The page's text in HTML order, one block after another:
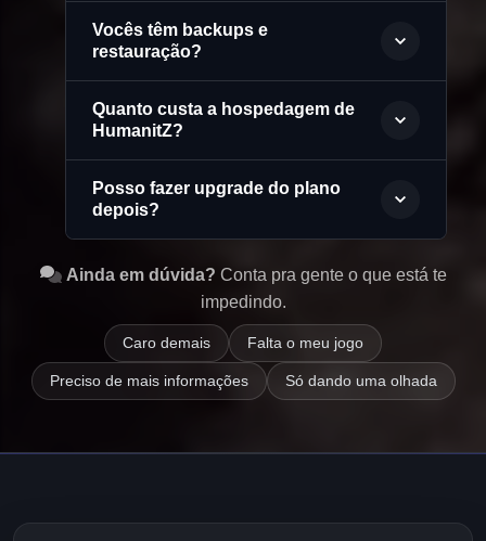
Vocês têm backups e
restauração?
Quanto custa a hospedagem de
HumanitZ?
Posso fazer upgrade do plano
depois?
Ainda em dúvida? Conta pra gente o que está te
impedindo.
Caro demais Falta o meu jogo
Preciso de mais informações Só dando uma olhada